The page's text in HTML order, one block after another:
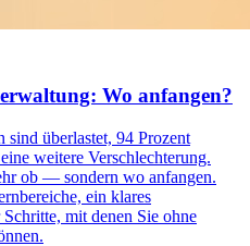
Wo anfangen?
sind überlastet, 94 Prozent
weitere Verschlechterung.
ob — sondern wo anfangen.
ein klares
mit denen Sie ohne